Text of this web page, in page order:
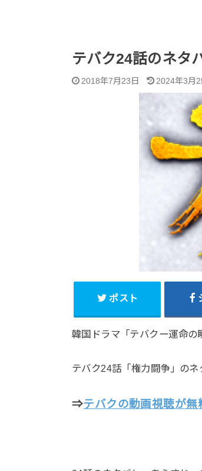
テバク24話のネタ
2018年7月23日 2024年3月
ポスト
韓国ドラマ「テバクー運命の
テバク24話「権力闘争」のネ
⇒テバクの動画視聴が無